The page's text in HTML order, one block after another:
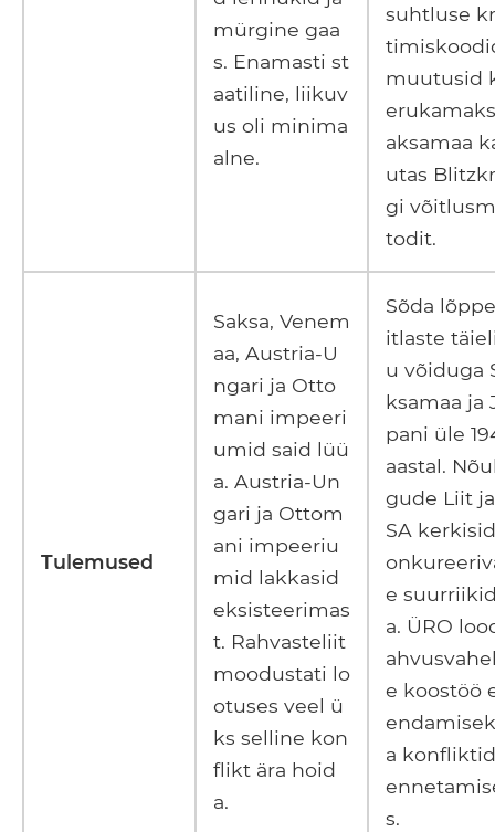
mürgine gaa
s. Enamasti st
aatiline, liikuv
us oli minima
alne.
suhtluse
muutusid
aksamaa
utas
gi
todit.
Tulemused
Saksa, Venem
aa, Austria-U
ngari ja Otto
mani impeeri
umid said lüü
a. Austria-Un
gari ja Ottom
ani impeeriu
mid lakkasid
eksisteerimas
t. Rahvasteliit
moodustati lo
otuses veel ü
ks selline kon
flikt ära hoid
a.
Sõda
itlaste
u võiduga
ksamaa ja
pani üle
aastal.
gude Liit
SA
e
a. ÜRO
e koostöö
a
s.